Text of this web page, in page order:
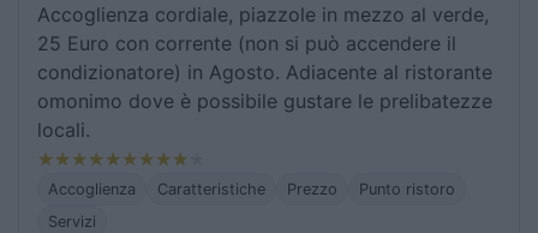
Accoglienza cordiale, piazzole in mezzo al verde,
25 Euro con corrente (non si può accendere il
condizionatore) in Agosto. Adiacente al ristorante
omonimo dove è possibile gustare le prelibatezze
locali.
Accoglienza Caratteristiche Prezzo
Punto ristoro
Servizi